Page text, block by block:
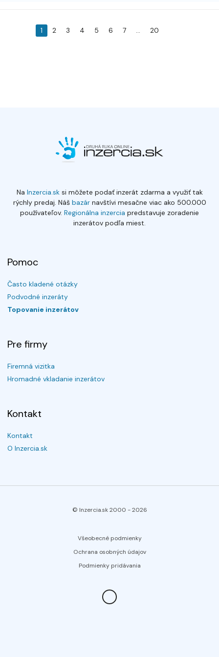
1 2 3 4 5 6 7 ... 20
Na Inzercia.sksi môžete podať inzerát zdarma a využiť tak
rýchly predaj. Náš bazárnavštívi mesačne viac ako 500.000
používateľov. Regionálna inzercia predstavuje zoradenie
inzerátov podľa miest.
Pomoc
Často kladené otázky
Podvodné inzeráty
Topovanie inzerátov
Pre firmy
Firemná vizitka
Hromadné vkladanie inzerátov
Kontakt
Kontakt
O Inzercia.sk
© Inzercia.sk 2000 -2026
Všeobecné podmienky
Ochrana osobných údajov
Podmienky pridávania